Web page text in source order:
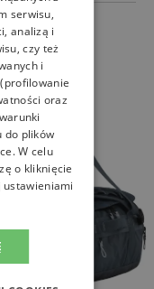
serwisu,
analizą i
czy też
i
oraz
do plików
W celu
o kliknięcie
ustawieniami